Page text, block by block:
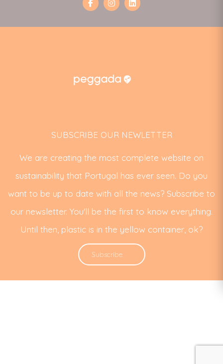
SUBSCRIBE OUR NEWLETTER
We are creating the most complete website on
sustainability that Portugal has ever seen. Do you
want to be up to date with all the news? Subscribe to
our newsletter. You'll be the first to know everything.
Until then, plastic is in the yellow container, ok?
Subscribe